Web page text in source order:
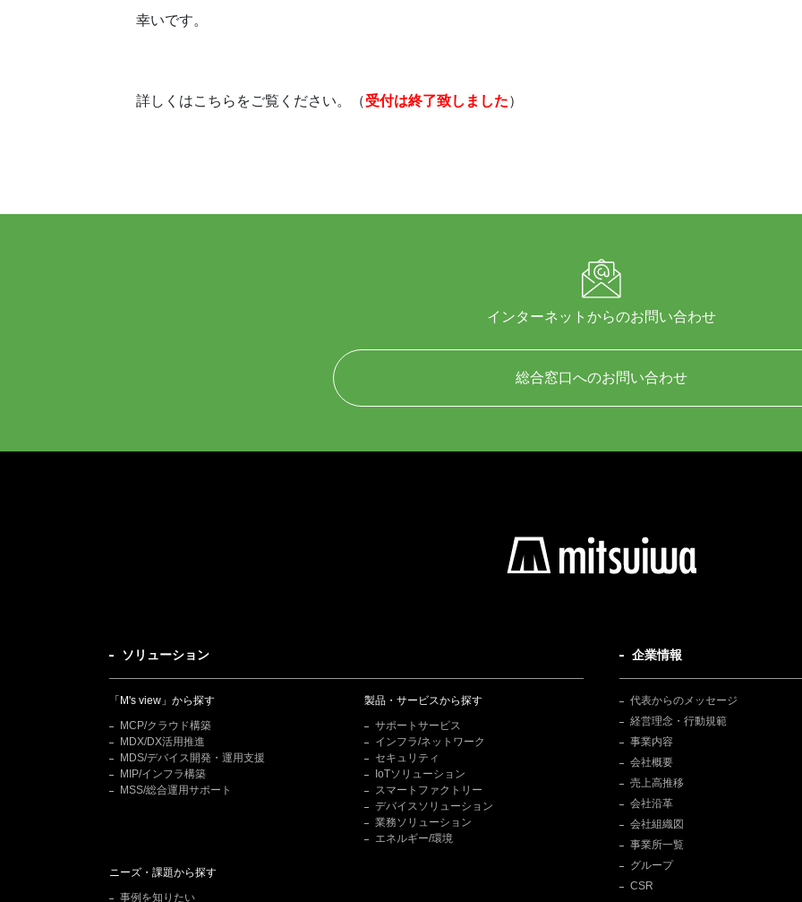
幸いです。
詳しくはこちらをご覧ください。（受付は終了致しました）
インターネットからのお問い合わせ
総合窓口へのお問い合わせ
ソリューション
「M's view」から探す
MCP/クラウド構築
MDX/DX活用推進
MDS/デバイス開発・運用支援
MIP/インフラ構築
MSS/総合運用サポート
製品・サービスから探す
サポートサービス
インフラ/ネットワーク
セキュリティ
IoTソリューション
スマートファクトリー
デバイスソリューション
業務ソリューション
エネルギー/環境
ニーズ・課題から探す
事例を知りたい
企業情報
代表からのメッセージ
経営理念・行動規範
事業内容
会社概要
売上高推移
会社沿革
会社組織図
事業所一覧
グループ
CSR